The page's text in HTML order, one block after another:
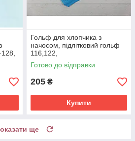
Гольф для хлопчика з
начосом, підлітковий гольф
116,122,
Готово до відправки
205 ₴
Купити
ще